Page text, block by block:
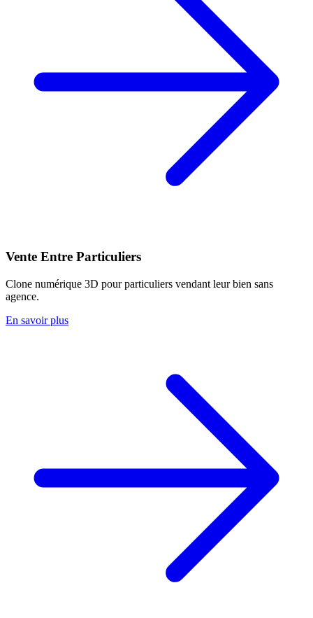
Vente Entre Particuliers
Clone numérique 3D pour particuliers vendant leur bien sans
agence.
En savoir plus